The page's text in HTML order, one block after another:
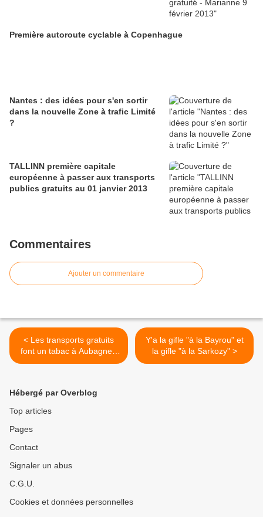
Première autoroute cyclable à Copenhague
Nantes : des idées pour s'en sortir
dans la nouvelle Zone à trafic Limité
?
TALLINN première capitale
européenne à passer aux transports
publics gratuits au 01 janvier 2013
Commentaires
Ajouter un commentaire
< Les transports gratuits
font un tabac à Aubagne -
23 juin 2010 - Aujourd'hui
Y'a la gifle "à la Bayrou" et
la gifle "à la Sarkozy" >
Hébergé par Overblog
Top articles
Pages
Contact
Signaler un abus
C.G.U.
Cookies et données personnelles